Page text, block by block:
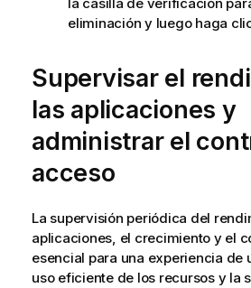
eliminación y luego haga
Supervisar el
las aplicaciones y
administrar el
acceso
La supervisión periódica del
aplicaciones, el crecimiento y el
esencial para una experiencia de
uso eficiente de los recursos y la